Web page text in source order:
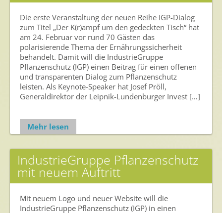
Die erste Veranstaltung der neuen Reihe IGP-Dialog
zum Titel „Der K(r)ampf um den gedeckten Tisch“ hat
am 24. Februar vor rund 70 Gästen das
polarisierende Thema der Ernährungssicherheit
behandelt. Damit will die IndustrieGruppe
Pflanzenschutz (IGP) einen Beitrag für einen offenen
und transparenten Dialog zum Pflanzenschutz
leisten. Als Keynote-Speaker hat Josef Pröll,
Generaldirektor der Leipnik-Lundenburger Invest […]
Mehr lesen
IndustrieGruppe Pflanzenschutz
mit neuem Auftritt
Mit neuem Logo und neuer Website will die
IndustrieGruppe Pflanzenschutz (IGP) in einen